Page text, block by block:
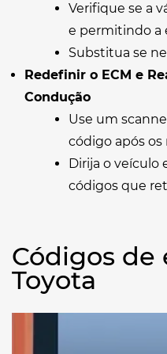
Verifique se a
e permitindo a
Substitua se
Redefinir o ECM e
Condução
Use um
código após os
Dirija o veículo
códigos que
Códigos de
Toyota